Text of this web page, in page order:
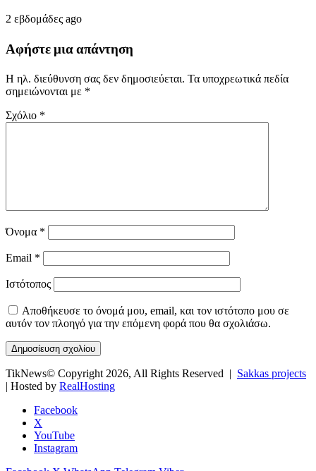
2 εβδομάδες ago
Αφήστε μια απάντηση
Η ηλ. διεύθυνση σας δεν δημοσιεύεται. Τα υποχρεωτικά πεδία
σημειώνονται με *
Σχόλιο *
Όνομα *
Email *
Ιστότοπος
Αποθήκευσε το όνομά μου, email, και τον ιστότοπο μου σε
αυτόν τον πλοηγό για την επόμενη φορά που θα σχολιάσω.
TikNews© Copyright 2026, All Rights Reserved | Sakkas projects
| Hosted by RealHosting
Facebook
X
YouTube
Instagram